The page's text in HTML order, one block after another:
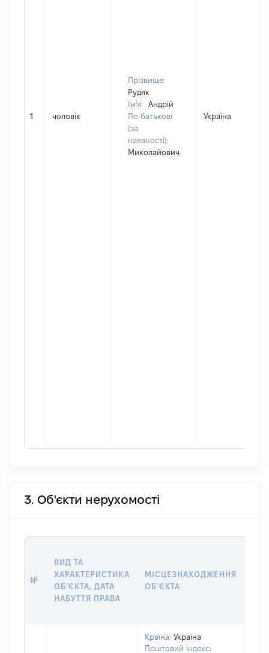
1 чоловік
Прізвище:
Рудяк
Ім'я:
Андрій
По батькові
(за
наявності):
Миколайович
Україна
3. Об'єкти нерухомості
№
ВИД ТА
ХАРАКТЕРИСТИКА
ОБʼЄКТА, ДАТА
НАБУТТЯ ПРАВА
МІСЦЕЗНАХОДЖЕННЯ
ОБʼЄКТА
Країна: Україна
Поштовий індекс: